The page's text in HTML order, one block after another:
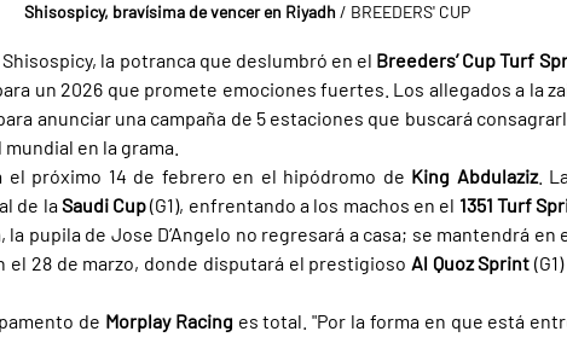
Shisospicy, bravísima de vencer en Riyadh / BREEDERS' CUP
la potranca que deslumbró en el Breeders’ Cup Turf
un 2026 que promete emociones fuertes. Los allegados a la
anunciar una campaña de 5 estaciones que buscará
en la grama.
el próximo 14 de febrero en el hipódromo de King Abdulaziz.
de la Saudi Cup (G1), enfrentando a los machos en el 1351 Turf
la pupila de Jose D’Angelo no regresará a casa; se mantendrá en
el 28 de marzo, donde disputará el prestigioso Al Quoz Sprint
de Morplay Racing es total. "Por la forma en que está